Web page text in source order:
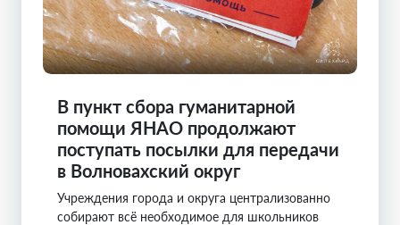
В пункт сбора гуманитарной
помощи ЯНАО продолжают
поступать посылки для передачи
в Волновахский округ
Учреждения города и округа централизованно
собирают всё необходимое для школьников